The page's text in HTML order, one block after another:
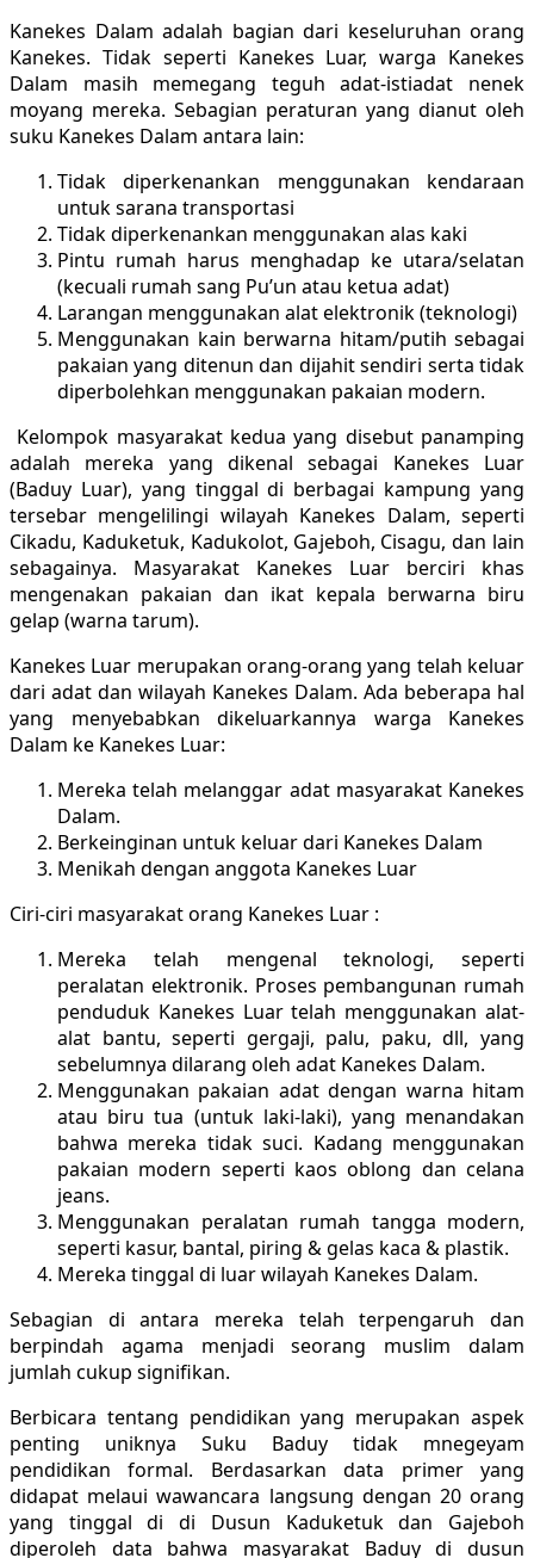
Kanekes Dalam adalah bagian dari keseluruhan orang
Kanekes. Tidak seperti Kanekes Luar, warga Kanekes
Dalam masih memegang teguh adat-istiadat nenek
moyang mereka. Sebagian peraturan yang dianut oleh
suku Kanekes Dalam antara lain:
Tidak diperkenankan menggunakan kendaraan
untuk sarana transportasi
Tidak diperkenankan menggunakan alas kaki
Pintu rumah harus menghadap ke utara/selatan
(kecuali rumah sang Pu’un atau ketua adat)
Larangan menggunakan alat elektronik (teknologi)
Menggunakan kain berwarna hitam/putih sebagai
pakaian yang ditenun dan dijahit sendiri serta tidak
diperbolehkan menggunakan pakaian modern.
Kelompok masyarakat kedua yang disebut panamping
adalah mereka yang dikenal sebagai Kanekes Luar
(Baduy Luar), yang tinggal di berbagai kampung yang
tersebar mengelilingi wilayah Kanekes Dalam, seperti
Cikadu, Kaduketuk, Kadukolot, Gajeboh, Cisagu, dan lain
sebagainya. Masyarakat Kanekes Luar berciri khas
mengenakan pakaian dan ikat kepala berwarna biru
gelap (warna tarum).
Kanekes Luar merupakan orang-orang yang telah keluar
dari adat dan wilayah Kanekes Dalam. Ada beberapa hal
yang menyebabkan dikeluarkannya warga Kanekes
Dalam ke Kanekes Luar:
Mereka telah melanggar adat masyarakat Kanekes
Dalam.
Berkeinginan untuk keluar dari Kanekes Dalam
Menikah dengan anggota Kanekes Luar
Ciri-ciri masyarakat orang Kanekes Luar :
Mereka telah mengenal teknologi, seperti
peralatan elektronik. Proses pembangunan rumah
penduduk Kanekes Luar telah menggunakan alat-
alat bantu, seperti gergaji, palu, paku, dll, yang
sebelumnya dilarang oleh adat Kanekes Dalam.
Menggunakan pakaian adat dengan warna hitam
atau biru tua (untuk laki-laki), yang menandakan
bahwa mereka tidak suci. Kadang menggunakan
pakaian modern seperti kaos oblong dan celana
jeans.
Menggunakan peralatan rumah tangga modern,
seperti kasur, bantal, piring & gelas kaca & plastik.
Mereka tinggal di luar wilayah Kanekes Dalam.
Sebagian di antara mereka telah terpengaruh dan
berpindah agama menjadi seorang muslim dalam
jumlah cukup signifikan.
Berbicara tentang pendidikan yang merupakan aspek
penting uniknya Suku Baduy tidak mnegeyam
pendidikan formal. Berdasarkan data primer yang
didapat melaui wawancara langsung dengan 20 orang
yang tinggal di di Dusun Kaduketuk dan Gajeboh
diperoleh data bahwa masyarakat Baduy di dusun